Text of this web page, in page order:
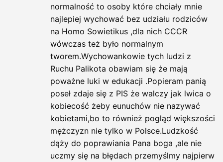
normalność to osoby które chciały mnie
najlepiej wychować bez udziału rodziców
na Homo Sowietikus ,dla nich CCCR
wówczas też było normalnym
tworem.Wychowankowie tych ludzi z
Ruchu Palikota obawiam się że mają
poważne luki w edukacji .Popieram panią
poseł zdaje się z PIS że walczy jak lwica o
kobiecość żeby eunuchów nie nazywać
kobietami,bo to również pogląd większości
mężczyzn nie tylko w Polsce.Ludzkość
dąży do poprawiania Pana boga ,ale nie
uczmy się na błędach przemyślmy najpierw